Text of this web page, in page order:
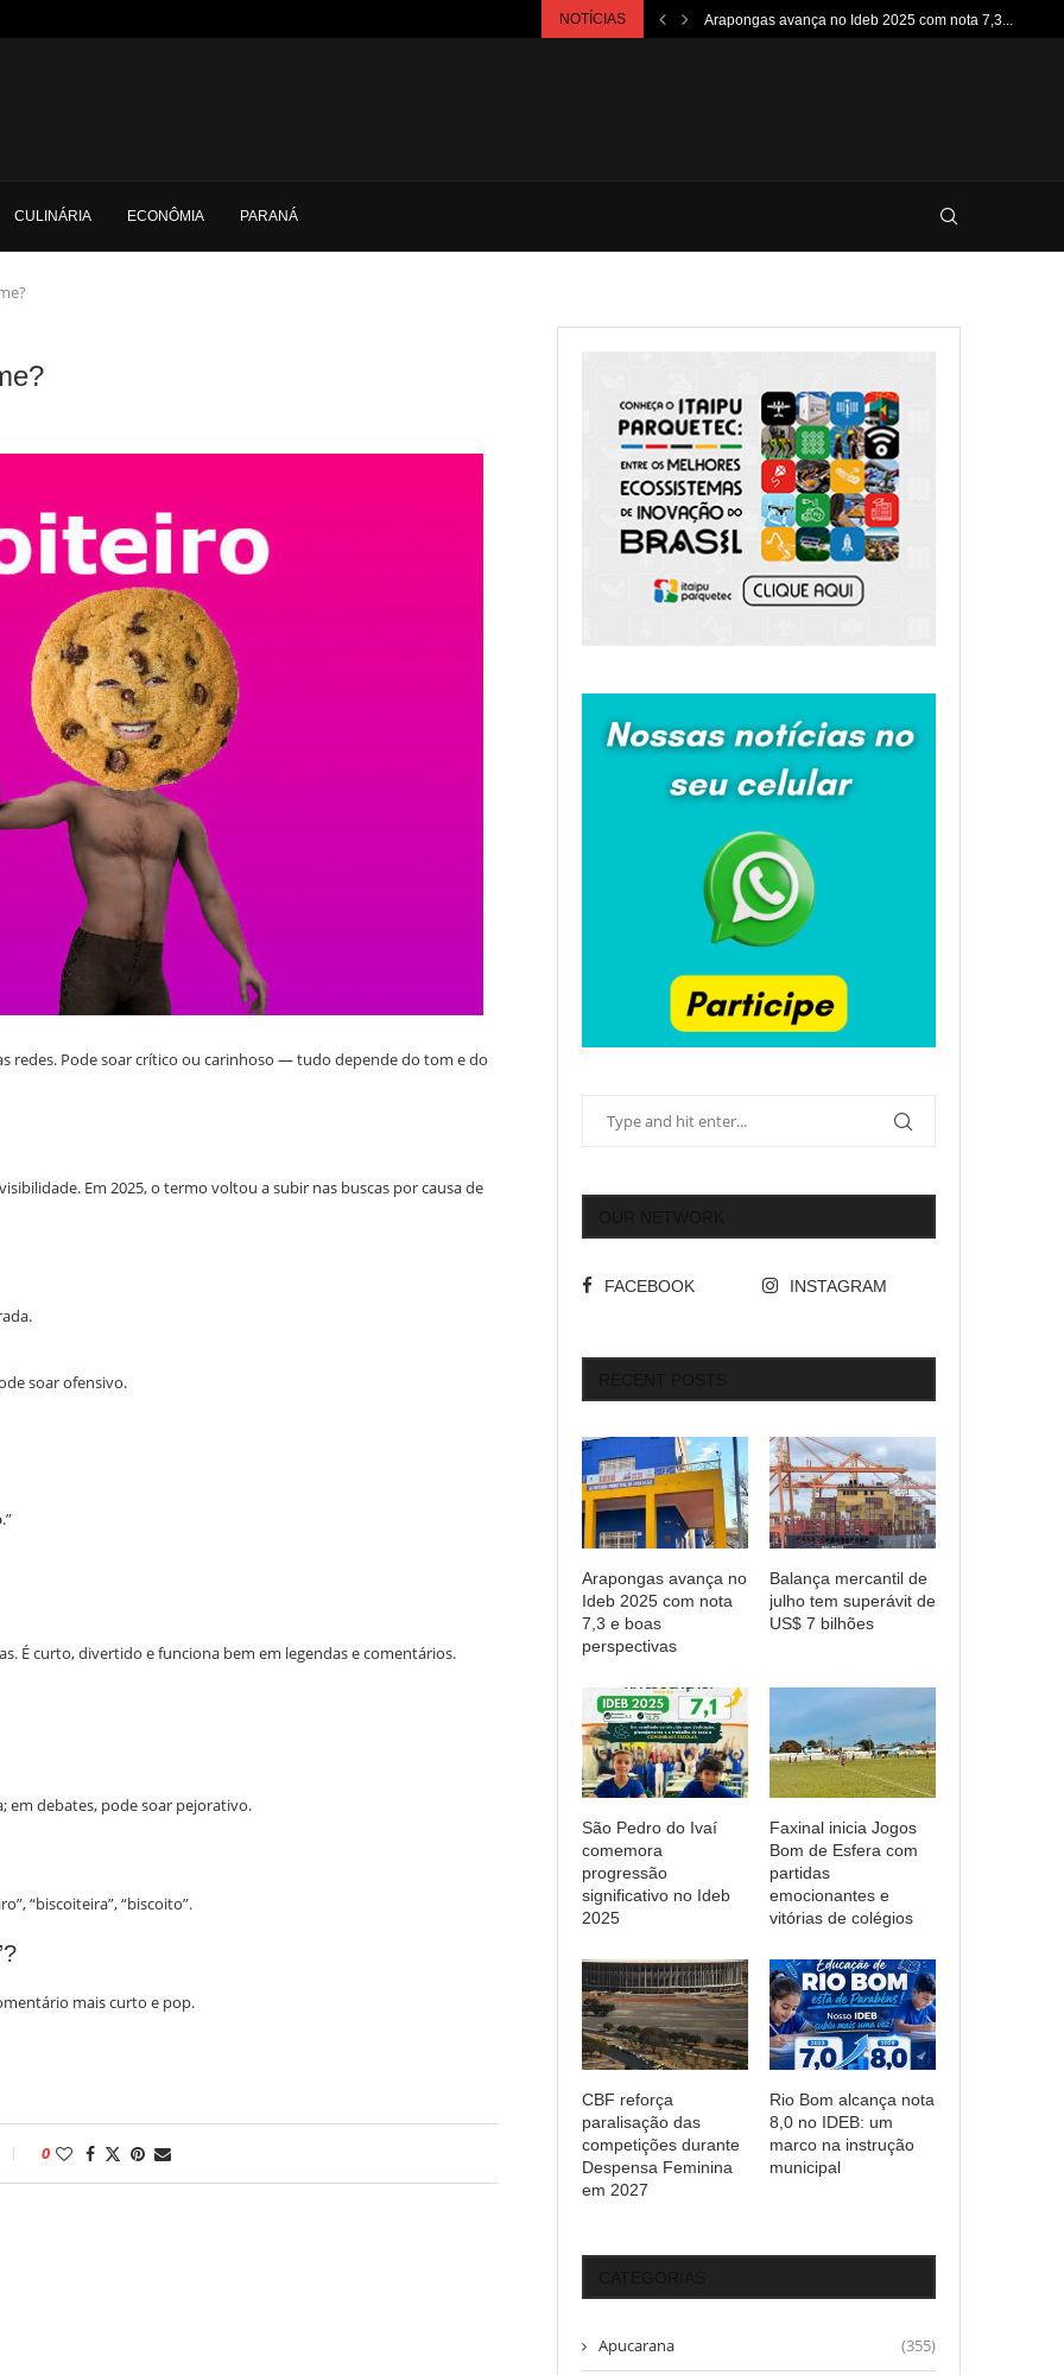
NOTÍCIAS Arapongas avança no Ideb 2025 com nota 7,3...
CULINÁRIA ECONÔMIA PARANÁ
redes. Pode soar crítico ou carinhoso — tudo depende do tom e do
Em 2025, o termo voltou a subir nas buscas por causa de
soar ofensivo.
.”
É curto, divertido e funciona bem em legendas e comentários.
em debates, pode soar pejorativo.
“biscoiteira”, “biscoito”.
mais curto e pop.
0
FACEBOOK INSTAGRAM
Arapongas avança no
Ideb 2025 com nota
7,3 e boas
perspectivas
Balança mercantil de
julho tem superávit de
US$ 7 bilhões
São Pedro do Ivaí
comemora
progressão
significativo no Ideb
2025
Faxinal inicia Jogos
Bom de Esfera com
partidas
emocionantes e
vitórias de colégios
CBF reforça
paralisação das
competições durante
Despensa Feminina
em 2027
Rio Bom alcança nota
8,0 no IDEB: um
marco na instrução
municipal
Apucarana (355)